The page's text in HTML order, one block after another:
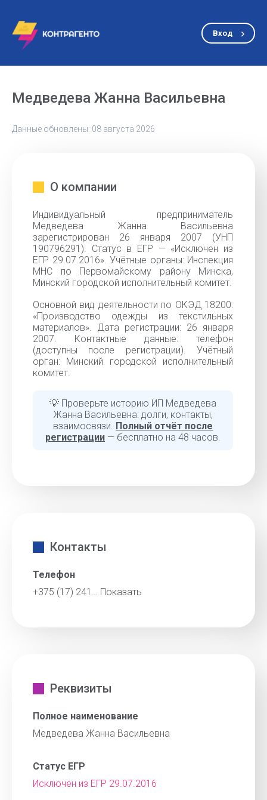
Вход
Медведева Жанна Васильевна
Данные обновлены: 08 августа 2026
О компании
Индивидуальный предприниматель
Медведева Жанна Васильевна
зарегистрирован 26 января 2007 (УНП
190796291). Статус в ЕГР — «Исключен из
ЕГР 29.07.2016». Учётные органы: Инспекция
МНС по Первомайскому району Минска,
Минский городской исполнительный комитет.
Основной вид деятельности по ОКЭД 18200:
«Производство одежды из текстильных
материалов». Дата регистрации: 26 января
2007. Контактные данные: телефон
(доступны после регистрации). Учётный
орган: Минский городской исполнительный
комитет.
💡 Проверьте историю ИП Медведева
Жанна Васильевна: долги, контакты,
взаимосвязи. Полный отчёт после
регистрации — бесплатно на 48 часов.
Контакты
Телефон
+375 (17) 241… Показать
Реквизиты
Полное наименование
Медведева Жанна Васильевна
Статус ЕГР
Исключен из ЕГР 29.07.2016